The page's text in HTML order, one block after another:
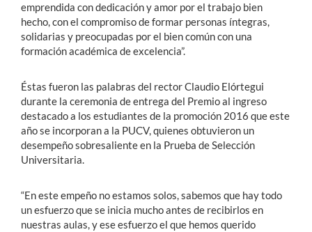
emprendida con dedicación y amor por el trabajo bien
hecho, con el compromiso de formar personas íntegras,
solidarias y preocupadas por el bien común con una
formación académica de excelencia”.
Éstas fueron las palabras del rector Claudio Elórtegui
durante la ceremonia de entrega del Premio al ingreso
destacado a los estudiantes de la promoción 2016 que este
año se incorporan a la PUCV, quienes obtuvieron un
desempeño sobresaliente en la Prueba de Selección
Universitaria.
“En este empeño no estamos solos, sabemos que hay todo
un esfuerzo que se inicia mucho antes de recibirlos en
nuestras aulas, y ese esfuerzo el que hemos querido